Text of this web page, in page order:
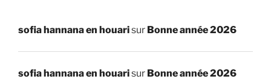
sofia hannana en houarisur Bonne année 2026
sofia hannana en houarisur Bonne année 2026